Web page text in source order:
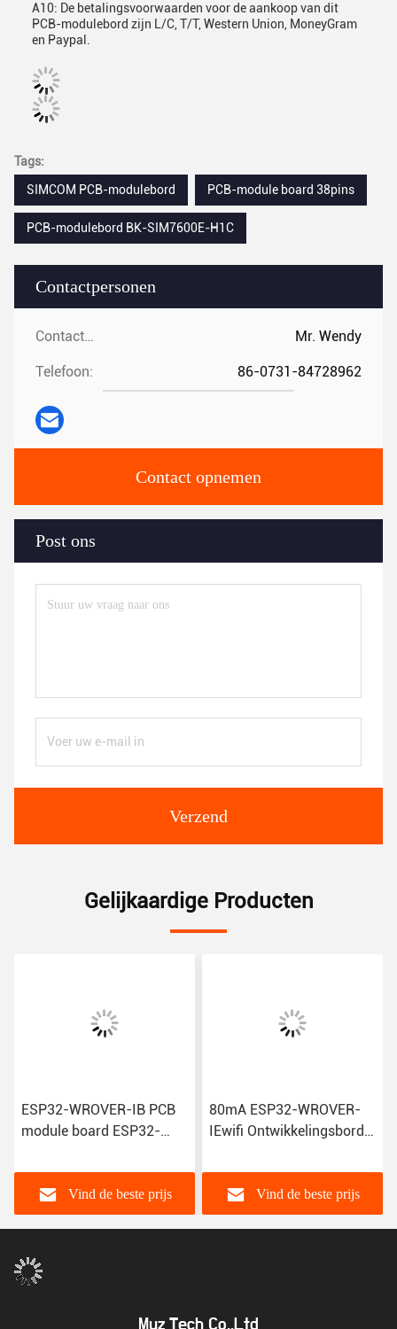
Contactpersonen
Contactpersonen: Mr. Wendy
Telefoon: 86-0731-84728962
Contact opnemen
Post ons
Verzend
A10: De betalingsvoorwaarden voor de aankoop van dit
PCB-modulebord zijn L/C, T/T, Western Union, MoneyGram
en Paypal.
Tags:
SIMCOM PCB-modulebord
PCB-module board 38pins
PCB-modulebord BK-SIM7600E-H1C
Gelijkaardige Producten
ESP32-WROVER-IB PCB
module board ESP32-
pins en 4/8/16 MB
PSRAMVind de beste prijs
80mA ESP32-WROVER-
IEwifi Ontwikkelingsbord
module voor ESP32
Wrover
Vind de beste prijs
Muz Tech Co.,Ltd